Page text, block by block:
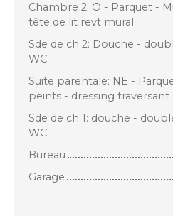
Chambre 2: O - Parquet -
tête de lit revt mural
Sde de ch 2: Douche -
WC
Suite parentale: NE -
peints - dressing
Sde de ch 1: douche -
WC
Bureau
Garage